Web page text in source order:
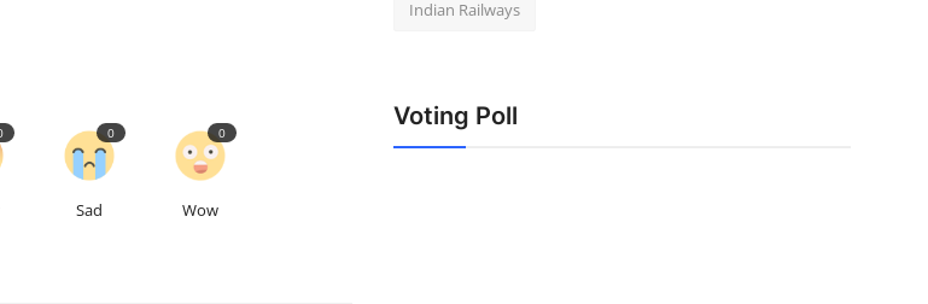
Sad
0
Wow
0
Indian Railways
Voting Poll